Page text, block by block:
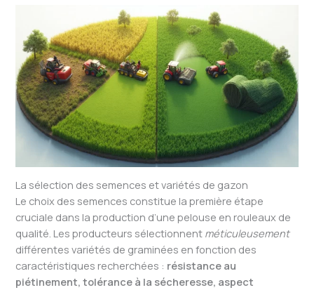
La sélection des semences et variétés de gazon
Le choix des semences constitue la première étape
cruciale dans la production d’une pelouse en rouleaux de
qualité. Les producteurs sélectionnent méticuleusement
différentes variétés de graminées en fonction des
caractéristiques recherchées : résistance au
piétinement, tolérance à la sécheresse, aspect